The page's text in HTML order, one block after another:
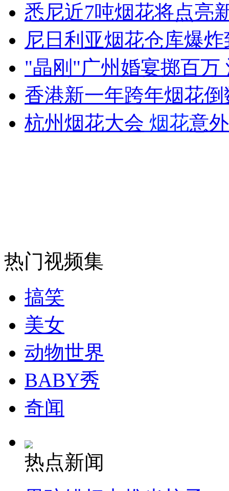
女孩北京地铁殴打老人 痛下狠手拳打脚踢
无痛分娩是否安全 医生回应
外交部：反对强权政治霸凌主义
走！跟着总书记去植树
消防员救轻生者
纽约上演“枕头大战”
司机酒驾遇交警 急速倒车逃窜
悉尼近7吨烟花将点亮
尼日利亚烟花仓库爆
"晶刚"广州婚宴掷百万
香港新一年跨年烟花
杭州烟花大会 烟花意
热门视频集
搞笑
美女
动物世界
BABY秀
奇闻
热点新闻